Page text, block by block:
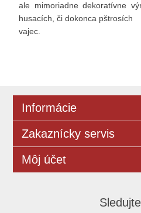
ale mimoriadne dekoratívne
husacích, či dokonca pštrosích
vajec.
Informácie
Zakaznícky servis
Môj účet